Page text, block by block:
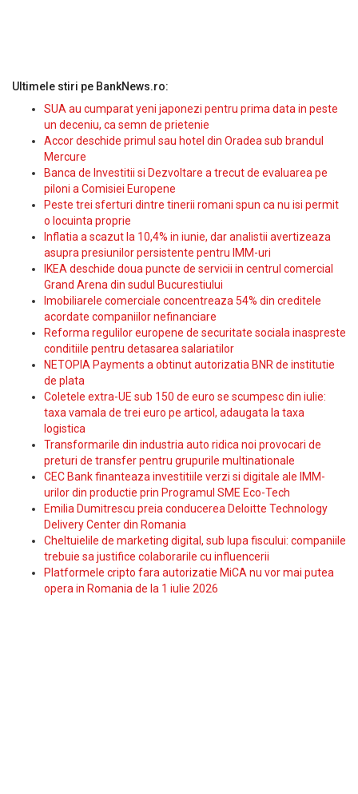
Ultimele stiri pe BankNews.ro:
SUA au cumparat yeni japonezi pentru prima data in peste
un deceniu, ca semn de prietenie
Accor deschide primul sau hotel din Oradea sub brandul
Mercure
Banca de Investitii si Dezvoltare a trecut de evaluarea pe
piloni a Comisiei Europene
Peste trei sferturi dintre tinerii romani spun ca nu isi permit
o locuinta proprie
Inflatia a scazut la 10,4% in iunie, dar analistii avertizeaza
asupra presiunilor persistente pentru IMM-uri
IKEA deschide doua puncte de servicii in centrul comercial
Grand Arena din sudul Bucurestiului
Imobiliarele comerciale concentreaza 54% din creditele
acordate companiilor nefinanciare
Reforma regulilor europene de securitate sociala inaspreste
conditiile pentru detasarea salariatilor
NETOPIA Payments a obtinut autorizatia BNR de institutie
de plata
Coletele extra-UE sub 150 de euro se scumpesc din iulie:
taxa vamala de trei euro pe articol, adaugata la taxa
logistica
Transformarile din industria auto ridica noi provocari de
preturi de transfer pentru grupurile multinationale
CEC Bank finanteaza investitiile verzi si digitale ale IMM-
urilor din productie prin Programul SME Eco-Tech
Emilia Dumitrescu preia conducerea Deloitte Technology
Delivery Center din Romania
Cheltuielile de marketing digital, sub lupa fiscului: companiile
trebuie sa justifice colaborarile cu influencerii
Platformele cripto fara autorizatie MiCA nu vor mai putea
opera in Romania de la 1 iulie 2026